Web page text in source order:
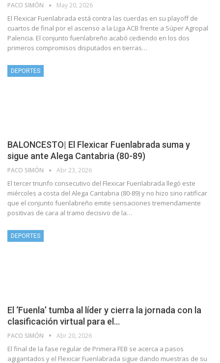
PACO SIMÓN May 20, 2026
El Flexicar Fuenlabrada está contra las cuerdas en su playoff de
cuartos de final por el ascenso a la Liga ACB frente a Súper Agropal
Palencia. El conjunto fuenlabreño acabó cediendo en los dos
primeros compromisos disputados en tierras…
DEPORTES
BALONCESTO| El Flexicar Fuenlabrada suma y
sigue ante Alega Cantabria (80-89)
PACO SIMÓN Abr 23, 2026
El tercer triunfo consecutivo del Flexicar Fuenlabrada llegó este
miércoles a costa del Alega Cantabria (80-89) y no hizo sino ratificar
que el conjunto fuenlabreño emite sensaciones tremendamente
positivas de cara al tramo decisivo de la…
DEPORTES
El ‘Fuenla’ tumba al líder y cierra la jornada con la
clasificación virtual para el…
PACO SIMÓN Abr 20, 2026
El final de la fase regular de Primera FEB se acerca a pasos
agigantados y el Flexicar Fuenlabrada sigue dando muestras de su